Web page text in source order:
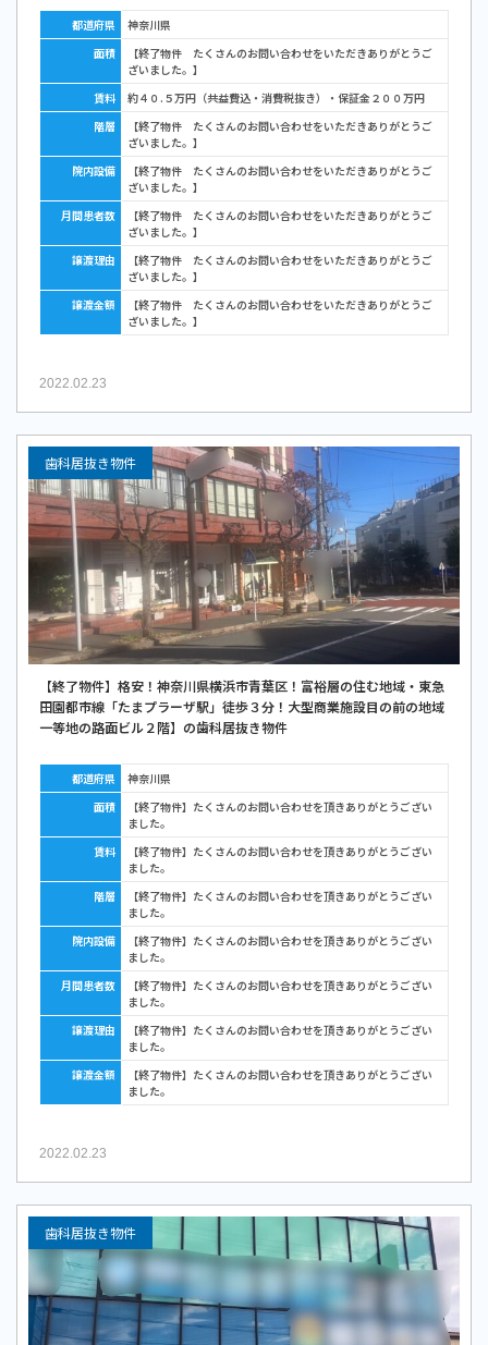
都道府県
神奈川県
面積
【終了物件 たくさんのお問い合わせをいただきありがとうご
ざいました。】
賃料
約４０.５万円（共益費込・消費税抜き）・保証金２００万円
階層
【終了物件 たくさんのお問い合わせをいただきありがとうご
ざいました。】
院内設備
【終了物件 たくさんのお問い合わせをいただきありがとうご
ざいました。】
月間患者数
【終了物件 たくさんのお問い合わせをいただきありがとうご
ざいました。】
譲渡理由
【終了物件 たくさんのお問い合わせをいただきありがとうご
ざいました。】
譲渡金額
【終了物件 たくさんのお問い合わせをいただきありがとうご
ざいました。】
2022.02.23
歯科居抜き物件
【終了物件】格安！神奈川県横浜市青葉区！富裕層の住む地域・東急
田園都市線「たまプラーザ駅」徒歩３分！大型商業施設目の前の地域
一等地の路面ビル２階】の歯科居抜き物件
都道府県
神奈川県
面積
【終了物件】たくさんのお問い合わせを頂きありがとうござい
ました。
賃料
【終了物件】たくさんのお問い合わせを頂きありがとうござい
ました。
階層
【終了物件】たくさんのお問い合わせを頂きありがとうござい
ました。
院内設備
【終了物件】たくさんのお問い合わせを頂きありがとうござい
ました。
月間患者数
【終了物件】たくさんのお問い合わせを頂きありがとうござい
ました。
譲渡理由
【終了物件】たくさんのお問い合わせを頂きありがとうござい
ました。
譲渡金額
【終了物件】たくさんのお問い合わせを頂きありがとうござい
ました。
2022.02.23
歯科居抜き物件